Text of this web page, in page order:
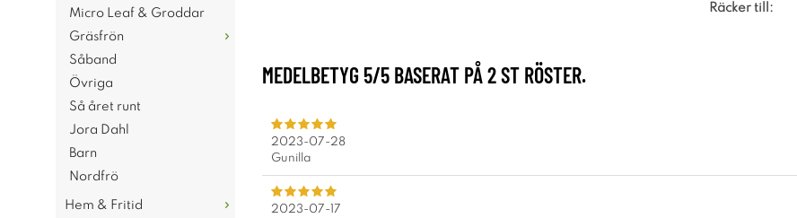
Micro Leaf & Groddar
Gräsfrön
Såband
Övriga
Så året runt
Jora Dahl
Barn
Nordfrö
Hem & Fritid
Räcker till:
MEDELBETYG 5/5 BASERAT PÅ2ST RÖSTER.
2023-07-28
Gunilla
2023-07-17